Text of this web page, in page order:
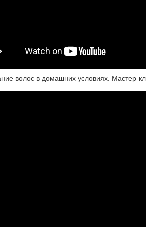
волос в домашних условиях. Мастер-